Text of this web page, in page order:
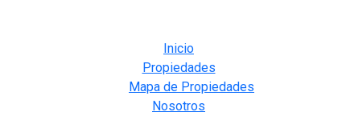
Inicio
Propiedades
Mapa de Propiedades
Nosotros